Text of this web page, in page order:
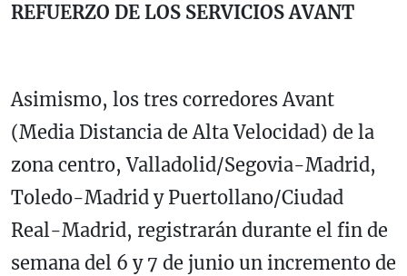
REFUERZO DE LOS SERVICIOS AVANT
Asimismo, los tres corredores Avant
(Media Distancia de Alta Velocidad) de la
zona centro, Valladolid/Segovia-Madrid,
Toledo-Madrid y Puertollano/Ciudad
Real-Madrid, registrarán durante el fin de
semana del 6 y 7 de junio un incremento de